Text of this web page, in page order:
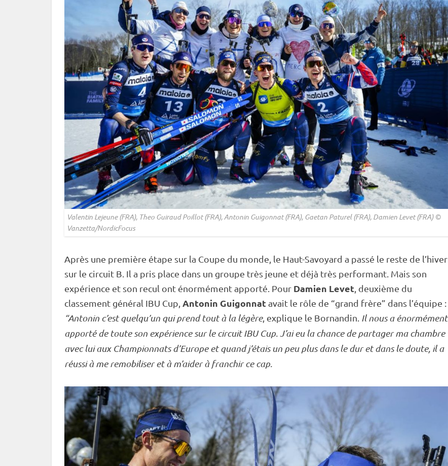
Valentin Lejeune (FRA), Theo Guiraud Poillot (FRA), Antonin Guigonnat (FRA), Gaetan Paturel (FRA), Damien Levet (FRA) ©
Vanzetta/NordicFocus
Après une première étape sur la Coupe du monde , le Haut-Savoyard a passé le reste de l’hiver
sur le circuit B. Il a pris place dans un groupe très jeune et déjà très performant. Mais son
expérience et son recul ont énormément apporté. Pour Damien Levet , deuxième du
classement général IBU Cup Antonin Guigonnatavait le rôle de “grand frère” dans l’équipe :
“Antonin c’est quelqu’un qui prend tout à la légère, explique le Bornandin. Il nous a énormément
apporté de toute son expérience sur le circuitIBUCup. J’ai eu la chance de partager ma chambre
avec lui aux Championnats d’Europe et quand j’étais un peu plus dans le dur et dans le doute, il a
réussi à me remobiliser et à m’aider à franchir ce cap.